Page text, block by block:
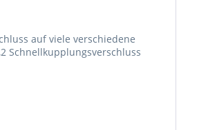
auf viele verschiedene
Schnellkupplungsverschluss